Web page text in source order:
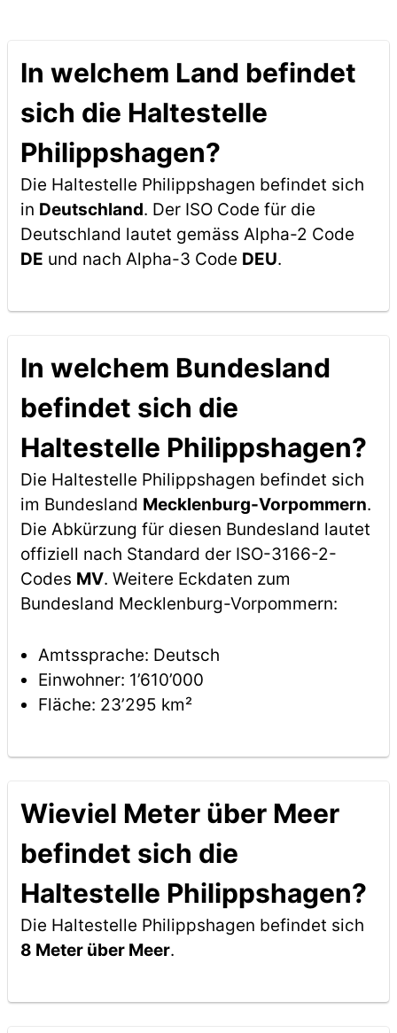
In welchem Land befindet
sich die Haltestelle
Philippshagen?
Die Haltestelle Philippshagen befindet sich
in Deutschland. Der ISO Code für die
Deutschland lautet gemäss Alpha-2 Code
DE und nach Alpha-3 Code DEU.
In welchem Bundesland
befindet sich die
Haltestelle Philippshagen?
Die Haltestelle Philippshagen befindet sich
im Bundesland Mecklenburg-Vorpommern.
Die Abkürzung für diesen Bundesland lautet
offiziell nach Standard der ISO-3166-2-
Codes MV. Weitere Eckdaten zum
Bundesland Mecklenburg-Vorpommern:
Amtssprache: Deutsch
Einwohner: 1’610’000
Fläche: 23’295 km²
Wieviel Meter über Meer
befindet sich die
Haltestelle Philippshagen?
Die Haltestelle Philippshagen befindet sich
8 Meter über Meer.